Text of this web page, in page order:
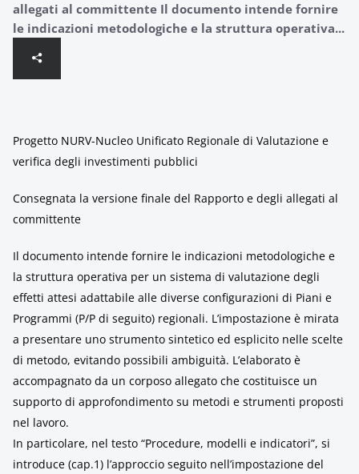
allegati al committente Il documento intende fornire
le indicazioni metodologiche e la struttura operativa...
Progetto NURV-Nucleo Unificato Regionale di Valutazione e
verifica degli investimenti pubblici
Consegnata la versione finale del Rapporto e degli allegati al
committente
Il documento intende fornire le indicazioni metodologiche e
la struttura operativa per un sistema di valutazione degli
effetti attesi adattabile alle diverse configurazioni di Piani e
Programmi (P/P di seguito) regionali. L’impostazione è mirata
a presentare uno strumento sintetico ed esplicito nelle scelte
di metodo, evitando possibili ambiguità. L’elaborato è
accompagnato da un corposo allegato che costituisce un
supporto di approfondimento su metodi e strumenti proposti
nel lavoro.
In particolare, nel testo “Procedure, modelli e indicatori”, si
introduce (cap.1) l’approccio seguito nell’impostazione del